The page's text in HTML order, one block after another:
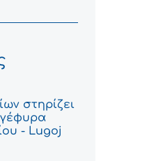
στηρίζει
γέφυρα
- Lugoj